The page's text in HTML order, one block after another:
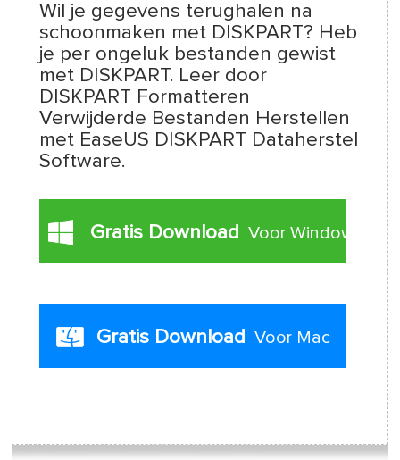
Wil je gegevens terughalen na
schoonmaken met DISKPART? Heb
je per ongeluk bestanden gewist
met DISKPART. Leer door
DISKPART Formatteren
Verwijderde Bestanden Herstellen
met EaseUS DISKPART Dataherstel
Software.
Gratis Download Voor Windows
Gratis Download Voor Mac